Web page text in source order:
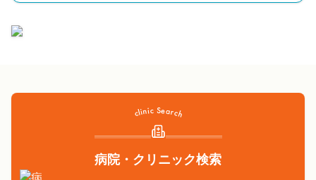
病院・クリニック検索